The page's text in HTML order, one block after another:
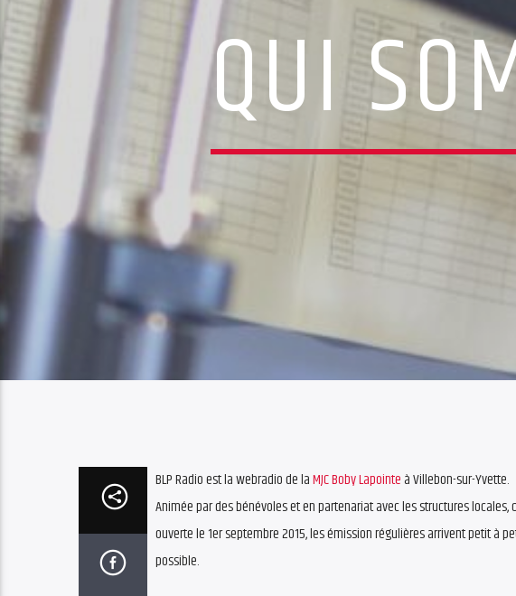
QUI
BLP Radio est la webradio de laMJC Boby Lapointeà Villebon-sur-Yvette.
Animée par des bénévoles et en partenariat avec les structures
ouverte le 1er septembre 2015, les émission régulières arrivent petit à
possible.